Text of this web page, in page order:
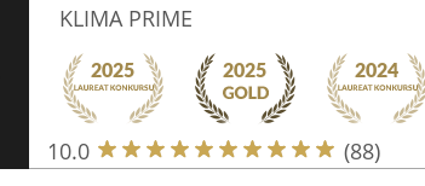
KLIMA PRIME
10.0 (88)